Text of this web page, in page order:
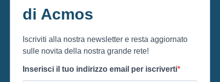
di Acmos
Iscriviti alla nostra newsletter e resta aggiornato
sulle novita della nostra grande rete!
Inserisci il tuo indirizzo email per iscriverti